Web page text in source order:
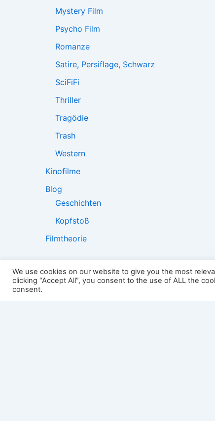
Mystery Film
Psycho Film
Romanze
Satire, Persiflage, Schwarz
SciFiFi
Thriller
Tragödie
Trash
Western
Kinofilme
Blog
Geschichten
Kopfstoß
Filmtheorie
2501:
We use cookies on our website to give you the most
clicking “Accept All”, you consent to the use of ALL the
consent.